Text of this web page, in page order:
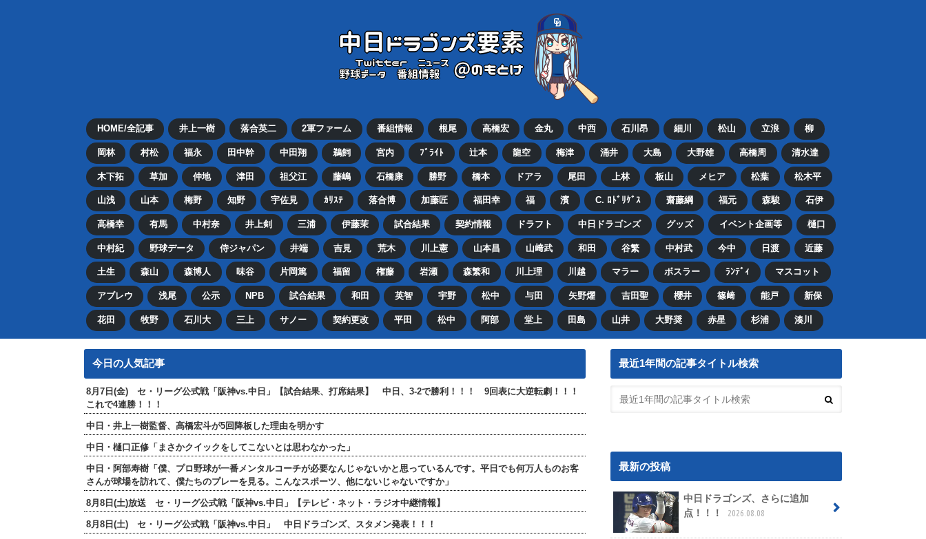
HOME/全記事 井上一樹 落合英二 2軍ファーム 番組情報 根尾 高橋宏 金丸 中西 石川昂 細川 松山 立浪 柳
岡林 村松 福永 田中幹 中田翔 鵜飼 宮内 ﾌﾞﾗｲﾄ 辻本 龍空 梅津 涌井 大島 大野雄 高橋周 清水達
木下拓 草加 仲地 津田 祖父江 藤嶋 石橋康 勝野 橋本 ドアラ 尾田 上林 板山 メヒア 松葉 松木平
山浅 山本 梅野 知野 宇佐見 ｶﾘｽﾃ 落合博 加藤匠 福田幸 福 濱 C. ﾛﾄﾞﾘｹﾞｽ 齋藤綱 福元 森駿 石伊
高橋幸 有馬 中村奈 井上剣 三浦 伊藤茉 試合結果 契約情報 ドラフト 中日ドラゴンズ グッズ イベント企画等 樋口
中村紀 野球データ 侍ジャパン 井端 吉見 荒木 川上憲 山本昌 山﨑武 和田 谷繁 中村武 今中 日渡 近藤
土生 森山 森博人 味谷 片岡篤 福留 権藤 岩瀬 森繁和 川上理 川越 マラー ボスラー ﾗﾝﾃﾞｨ マスコット
アブレウ 浅尾 公示 NPB 試合結果 和田 英智 宇野 松中 与田 矢野燿 吉田聖 櫻井 篠﨑 能戸 新保
花田 牧野 石川大 三上 サノー 契約更改 平田 松中 阿部 堂上 田島 山井 大野奨 赤星 杉浦 湊川
今日の人気記事
8月7日(金) セ・リーグ公式戦「阪神vs.中日」【試合結果、打席結果】 中日、3-2で勝利！！！ 9回表に大逆転劇！！！
これで4連勝！！！
中日・井上一樹監督、高橋宏斗が5回降板した理由を明かす
中日・樋口正修「まさかクイックをしてこないとは思わなかった」
中日・阿部寿樹「僕、プロ野球が一番メンタルコーチが必要なんじゃないかと思っているんです。平日でも何万人ものお客
さんが球場を訪れて、僕たちのプレーを見る。こんなスポーツ、他にないじゃないですか」
8月8日(土)放送 セ・リーグ公式戦「阪神vs.中日」【テレビ・ネット・ラジオ中継情報】
8月8日(土) セ・リーグ公式戦「阪神vs.中日」 中日ドラゴンズ、スタメン発表！！！
最近1年間の記事タイトル検索
最新の投稿
中日ドラゴンズ、さらに追加
点！！！
2026.08.08